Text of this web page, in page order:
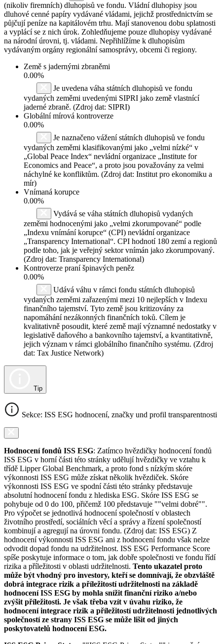
(nikoliv firemních) dluhopisů ve fondu. Vládní dluhopisy jsou
dluhové cenné papíry vydávané vládami, jejichž prostřednictvím se
půjčují peníze na kapitálovém trhu. Mají stanovenou dobu splatnosti
a vyplácí se z nich úrok. Zohledňujeme pouze dluhopisy vydávané
na národní úrovni, tj. vládami. Nepřihlížíme k dluhopisům
vydávaným orgány regionální samosprávy, obcemi či regiony.
Země s jadernými zbraněmi
0.00%
Je uvedena váha státních dluhopisů ve fondu
vydaných zeměmi uvedenými SIPRI jako země vlastnící
jaderné zbraně. (Zdroj dat: SIPRI)
Globální mírová kontroverze
0.00%
Je naznačeno vážení státních dluhopisů ve fondu
vydaných zeměmi klasifikovanými jako „velmi nízké“ v
„Global Peace Index“ nevládní organizace „Institute for
Economics and Peace“, a proto jsou považovány za velmi
náchylné ke konfliktům. (Zdroj dat: Institut pro ekonomiku a
mír)
Vnímaná korupce
0.00%
Vydává se váha státních dluhopisů vydaných
zeměmi hodnocenými jako „velmi zkorumpované“ podle
„Indexu vnímání korupce“ (CPI) nevládní organizace
„Transparency International“. CPI hodnotí 180 zemí a regionů
podle toho, jak je veřejný sektor vnímán jako zkorumpovaný.
(Zdroj dat: Transparency International)
Kontroverze praní špinavých peněz
0.00%
Udává váhu v rámci fondu státních dluhopisů
vydaných zeměmi zařazenými mezi 10 nejlepších v Indexu
finančního tajemství. Tyto země jsou kritizovány za
napomáhání nezákonných finančních toků. Cílem je
kvalitativně posoudit, které země mají významné nedostatky v
legislativě daňového a bankovního tajemství, a kvantitativně,
jejich význam v rámci globálního finančního systému. (Zdroj
dat: Tax Justice Network)
Tip
Sekce: ISS ESG hodnocení, značky und profil transparentnosti
Hodnocení fondů ISS ESG: Zatímco hvězdičky hodnocení fondů
ISS ESG v horní části této stránky udělují hvězdičky ve vztahu k
třídě Lipper Global Benchmark, a proto fond s nízkým skóre
výkonnosti ISS ESG může získat několik hvězdiček. Skóre
výkonnosti ISS ESG ve spodní části této stránky představuje
absolutní hodnocení fondu z hlediska ESG. Skóre ISS ESG se
pohybuje od 0 do 100, přičemž 100 představuje ""velmi dobré"".
Pro výpočet se jednotlivá hodnocení společností v oblastech
životního prostředí, sociálních věcí a správy a řízení společností
kombinují a agregují na úrovni fondu. (Zdroj dat: ISS ESG) Z
hodnocení výkonnosti ISS ESG ani z hodnocení fondu však nelze
odvodit dopad fondu na udržitelnost. ISS ESG Performance Score
spíše poskytuje informace o tom, jak dobře společnosti ve fondu řídí
rizika a příležitosti v oblasti udržitelnosti. Tento ukazatel proto
může být vhodný pro investory, kteří se domnívají, že obzvláště
dobrá integrace rizik a příležitostí udržitelnosti na základě
hodnocení ISS ESG by mohla snížit finanční riziko a/nebo
zvýšit příležitosti. Je však třeba vzít v úvahu riziko, že
hodnocení integrace rizik a příležitostí udržitelnosti jednotlivých
společností ze strany ISS ESG se může lišit od jiných
poskytovatelů hodnocení ESG.